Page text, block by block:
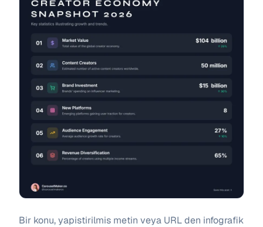
Bir konu, yapistirilmis metin veya URL den infografik